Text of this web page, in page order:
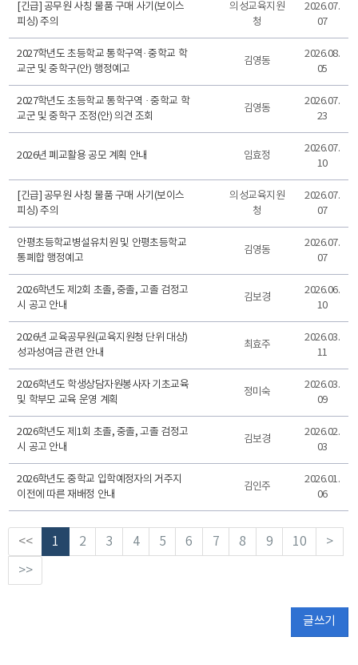
[긴급] 공무원 사칭 물품 구매 사기(보이스
피싱) 주의
의성교육지원
청
2026.07.
07
2027학년도 초등학교 통학구역· 중학교 학
교군 및 중학구(안) 행정예고
김영동
2026.08.
05
2027학년도 초등학교 통학구역 · 중학교 학
교군 및 중학구 조정(안) 의견 조회
김영동
2026.07.
23
2026년 폐교활용 공모 계획 안내 임효정
2026.07.
10
[긴급] 공무원 사칭 물품 구매 사기(보이스
피싱) 주의
의성교육지원
청
2026.07.
07
안평초등학교병설유치원 및 안평초등학교
통폐합 행정예고
김영동
2026.07.
07
2026학년도 제2회 초졸, 중졸, 고졸 검정고
시 공고 안내
김보경
2026.06.
10
2026년 교육공무원(교육지원청 단위 대상)
성과성여금 관련 안내
최효주
2026.03.
11
2026학년도 학생상담자원봉사자 기초교육
및 학부모 교육 운영 계획
정미숙
2026.03.
09
2026학년도 제1회 초졸, 중졸, 고졸 검정고
시 공고 안내
김보경
2026.02.
03
2026학년도 중학교 입학예정자의 거주지
이전에 따른 재배정 안내
김인주
2026.01.
06
<< 1 2 3 4 5 6 7 8 9 10
>
>>
글쓰기